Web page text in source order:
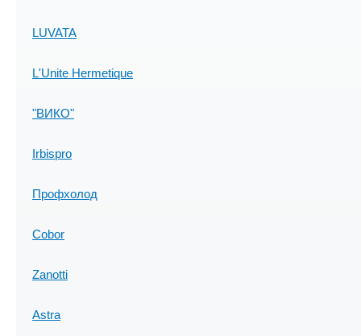
LUVATA
L'Unite Hermetique
"ВИКО"
Irbispro
Профхолод
Cobor
Zanotti
Astra